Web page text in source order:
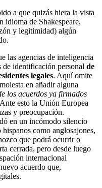
a que quizás hiera la vista
idioma de Shakespeare,
y legitimidad) algún
las agencias de inteligencia
de identificación personal de
legales. Aquí omite
en añadir alguna
los acuerdos ya firmados
esto la Unión Europea
y preocupación.
en un incómodo silencio
como anglosajones,
que podrá ocurrir o
cerrada, pero desde luego
internacional
acuerdo que,